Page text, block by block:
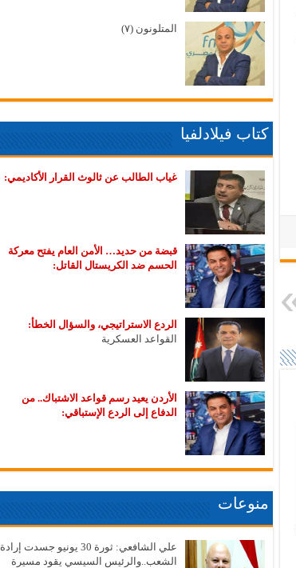
المتلونون (٧)
كتاب فيلادلفيا
غياب الطالب عن ثالوث القرار الأكاديمي:
قبضة من حديد… الأمن العام يفتح معركة
الحسم ضد الكريستال القاتل:
الردع الاستراتيجي، والسؤال الخطأ:
القواعد العسكرية
الأردن يعيد رسم قواعد الاشتباك.. من
الدفاع إلى الردع الإستباقي:
منوعات
علي الشافعي: ثورة 30 يونيو جسدت إرادة
الشعب..والرئيس السيسي يقود مسيرة